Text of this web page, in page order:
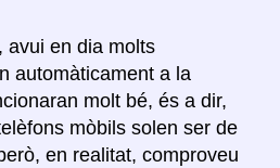
, avui en dia molts
automàticament a la
molt bé, és a dir,
mòbils solen ser de
en realitat, comproveu